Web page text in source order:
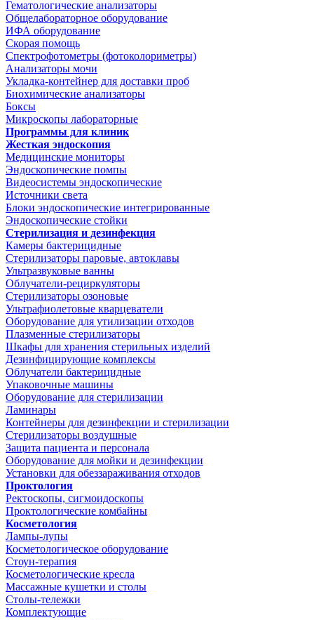
Гематологические анализаторы
Общелабораторное оборудование
ИФА оборудование
Скорая помощь
Спектрофотометры (фотоколориметры)
Анализаторы мочи
Укладка-контейнер для доставки проб
Биохимические анализаторы
Боксы
Микроскопы лабораторные
Программы для клиник
Жесткая эндоскопия
Медицинские мониторы
Эндоскопические помпы
Видеосистемы эндоскопические
Источники света
Блоки эндоскопические интегрированные
Эндоскопические стойки
Стерилизация и дезинфекция
Камеры бактерицидные
Стерилизаторы паровые, автоклавы
Ультразвуковые ванны
Облучатели-рециркуляторы
Стерилизаторы озоновые
Ультрафиолетовые кварцеватели
Оборудование для утилизации отходов
Плазменные стерилизаторы
Шкафы для хранения стерильных изделий
Дезинфицирующие комплексы
Облучатели бактерицидные
Упаковочные машины
Оборудование для стерилизации
Ламинары
Контейнеры для дезинфекции и стерилизации
Стерилизаторы воздушные
Защита пациента и персонала
Оборудование для мойки и дезинфекции
Установки для обеззараживания отходов
Проктология
Ректоскопы, сигмоидоскопы
Проктологические комбайны
Косметология
Лампы-лупы
Косметологическое оборудование
Стоун-терапия
Косметологические кресла
Массажные кушетки и столы
Столы-тележки
Комплектующие